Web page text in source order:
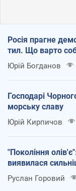
Росія прагне
тил. Що варто
Юрій Богданов
Господарі
морську славу
Юрій Кирпичов
"Покоління
виявилася
Руслан Горовий